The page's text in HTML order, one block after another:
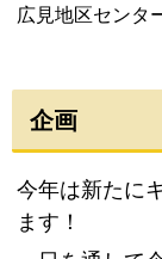
広見地区センタ
企画
今年は新たに
ます！